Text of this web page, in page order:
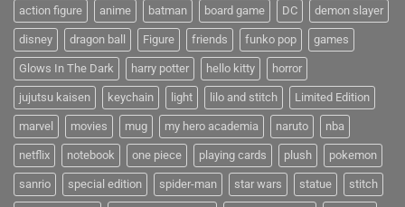
action figure anime batman board game DC demon slayer
disney dragon ball Figure friends funko pop games
Glows In The Dark harry potter hello kitty horror
jujutsu kaisen keychain light lilo and stitch Limited Edition
marvel movies mug my hero academia naruto nba
netflix notebook one piece playing cards plush pokemon
sanrio special edition spider-man star wars statue stitch